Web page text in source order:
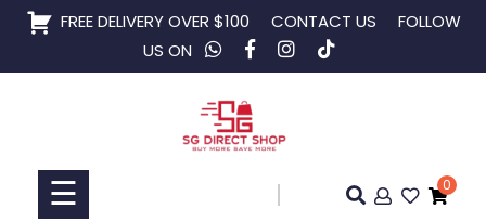
Skip
FREE DELIVERY OVER $100 CONTACT US
FOLLOW
US ON
Collaboration
☰ 0